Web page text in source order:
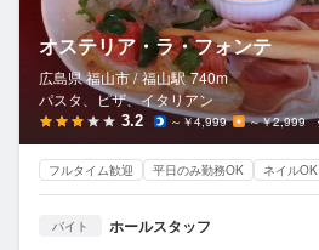
オステリア・ラ・フォンテ
広島県 福山市 / 福山駅 740m
パスタ、ピザ、イタリアン
3.2 ～￥4,999 ～￥2,999
フルタイム歓迎 平日のみ勤務OK ネイルOK
バイト ホールスタッフ